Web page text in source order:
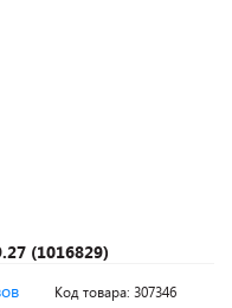
(1016829)
Код товара: 307346